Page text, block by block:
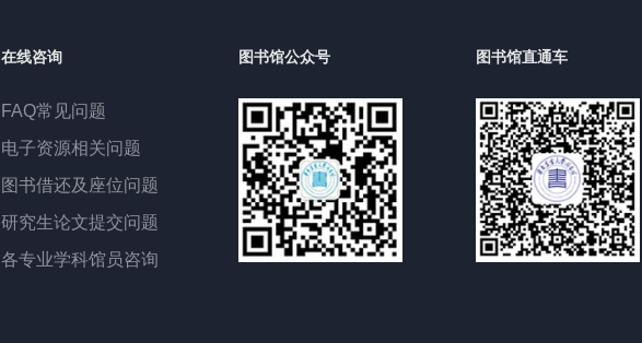
在线咨询
FAQ常见问题
电子资源相关问题
图书借还及座位问题
研究生论文提交问题
各专业学科馆员咨询
图书馆公众号 图书馆直通车